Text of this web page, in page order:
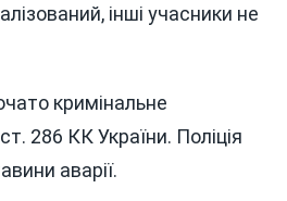
інші учасники не
кримінальне
286 КК України. Поліція
аварії.